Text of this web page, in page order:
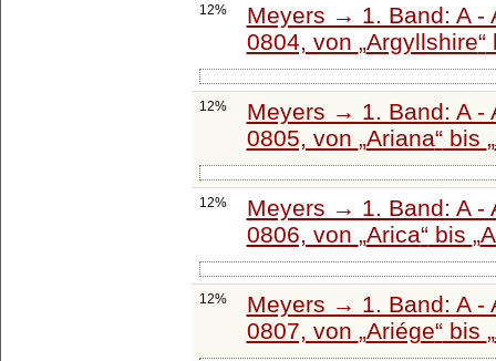
12%
Meyers → 1. Band: A -
0804, von Argyllshire
12%
Meyers → 1. Band: A -
0805, von Ariana bis
12%
Meyers → 1. Band: A -
0806, von Arica bis
12%
Meyers → 1. Band: A -
0807, von Ariége bis